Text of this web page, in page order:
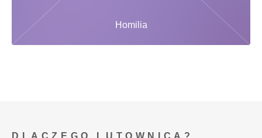
Homilia
DLACZEGO LUTOWNICA?